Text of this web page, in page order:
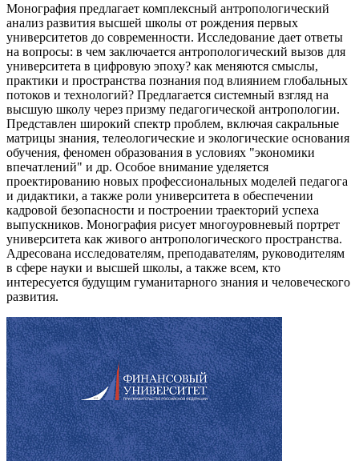
Монография предлагает комплексный антропологический
анализ развития высшей школы от рождения первых
университетов до современности. Исследование дает ответы
на вопросы: в чем заключается антропологический вызов для
университета в цифровую эпоху? как меняются смыслы,
практики и пространства познания под влиянием глобальных
потоков и технологий? Предлагается системный взгляд на
высшую школу через призму педагогической антропологии.
Представлен широкий спектр проблем, включая сакральные
матрицы знания, телеологические и экологические основания
обучения, феномен образования в условиях "экономики
впечатлений" и др. Особое внимание уделяется
проектированию новых профессиональных моделей педагога
и дидактики, а также роли университета в обеспечении
кадровой безопасности и построении траекторий успеха
выпускников. Монография рисует многоуровневый портрет
университета как живого антропологического пространства.
Адресована исследователям, преподавателям, руководителям
в сфере науки и высшей школы, а также всем, кто
интересуется будущим гуманитарного знания и человеческого
развития.